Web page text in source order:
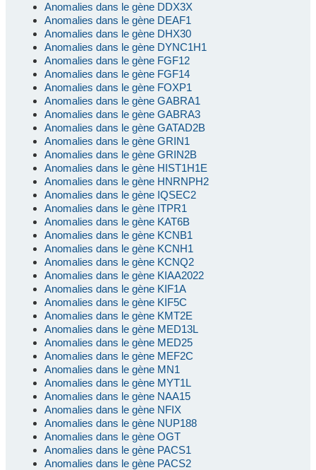
Anomalies dans le gène DDX3X
Anomalies dans le gène DEAF1
Anomalies dans le gène DHX30
Anomalies dans le gène DYNC1H1
Anomalies dans le gène FGF12
Anomalies dans le gène FGF14
Anomalies dans le gène FOXP1
Anomalies dans le gène GABRA1
Anomalies dans le gène GABRA3
Anomalies dans le gène GATAD2B
Anomalies dans le gène GRIN1
Anomalies dans le gène GRIN2B
Anomalies dans le gène HIST1H1E
Anomalies dans le gène HNRNPH2
Anomalies dans le gène IQSEC2
Anomalies dans le gène ITPR1
Anomalies dans le gène KAT6B
Anomalies dans le gène KCNB1
Anomalies dans le gène KCNH1
Anomalies dans le gène KCNQ2
Anomalies dans le gène KIAA2022
Anomalies dans le gène KIF1A
Anomalies dans le gène KIF5C
Anomalies dans le gène KMT2E
Anomalies dans le gène MED13L
Anomalies dans le gène MED25
Anomalies dans le gène MEF2C
Anomalies dans le gène MN1
Anomalies dans le gène MYT1L
Anomalies dans le gène NAA15
Anomalies dans le gène NFIX
Anomalies dans le gène NUP188
Anomalies dans le gène OGT
Anomalies dans le gène PACS1
Anomalies dans le gène PACS2